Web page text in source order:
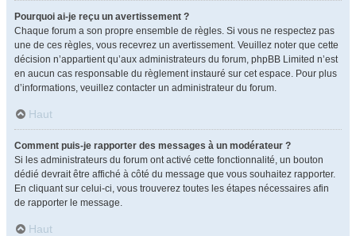
Pourquoi ai-je reçu un avertissement ?
Chaque forum a son propre ensemble de règles. Si vous ne respectez pas
une de ces règles, vous recevrez un avertissement. Veuillez noter que cette
décision n’appartient qu’aux administrateurs du forum, phpBB Limited n’est
en aucun cas responsable du règlement instauré sur cet espace. Pour plus
d’informations, veuillez contacter un administrateur du forum.
Haut
Comment puis-je rapporter des messages à un modérateur ?
Si les administrateurs du forum ont activé cette fonctionnalité, un bouton
dédié devrait être affiché à côté du message que vous souhaitez rapporter.
En cliquant sur celui-ci, vous trouverez toutes les étapes nécessaires afin
de rapporter le message.
Haut